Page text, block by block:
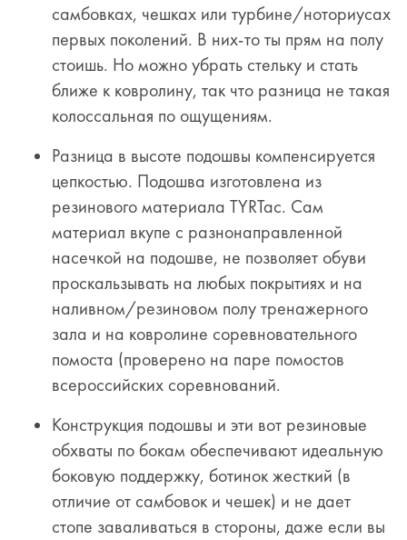
самбовках, чешках или турбине/ноториусах
первых поколений. В них-то ты прям на полу
стоишь. Но можно убрать стельку и стать
ближе к ковролину, так что разница не такая
колоссальная по ощущениям.
Разница в высоте подошвы компенсируется
цепкостью. Подошва изготовлена из
резинового материала TYRTac. Сам
материал вкупе с разнонаправленной
насечкой на подошве, не позволяет обуви
проскальзывать на любых покрытиях и на
наливном/резиновом полу тренажерного
зала и на ковролине соревновательного
помоста (проверено на паре помостов
всероссийских соревнований.
Конструкция подошвы и эти вот резиновые
обхваты по бокам обеспечивают идеальную
боковую поддержку, ботинок жесткий (в
отличие от самбовок и чешек) и не дает
стопе заваливаться в стороны, даже если вы